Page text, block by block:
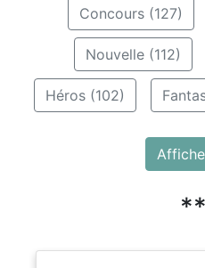
Concours (127)
Nouvelle (112)
Héros (102)